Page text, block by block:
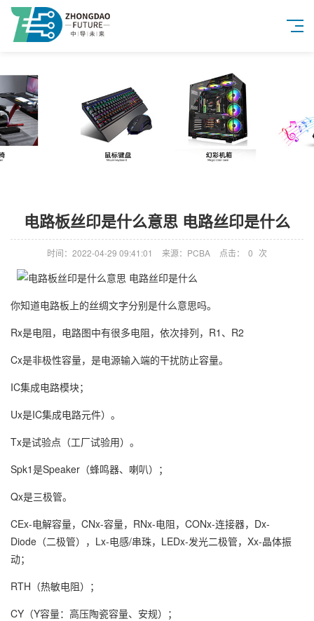
电路板丝印是什么意思 电路丝印是什么
时间：2022-04-29 09:41:01 来源：PCBA 点击： 0 次
你知道电路板上的丝绸文字分别是什么意思吗。
Rx是电阻，电路图中有很多电阻，依次排列，R1、R2
Cx是非极性容量，是电源输入端的干扰防止容量。
IC集成电路模块；
Ux是IC集成电路元件）。
Tx是试验点（工厂试验用）。
Spk1是Speaker（蜂鸣器、喇叭）；
Qx是三极管。
CEx-电解容量，CNx-容量，RNx-电阻，CONx-连接器，Dx-
Diode（二极管），Lx-电感/串珠，LEDx-发光二极管，Xx-晶体振
动；
RTH（热敏电阻）；
CY（Y容量：高压陶瓷容量、安规）；